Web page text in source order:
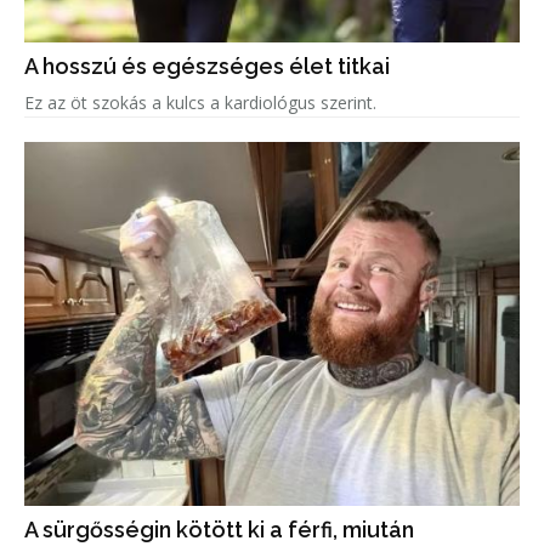
A hosszú és egészséges élet titkai
Ez az öt szokás a kulcs a kardiológus szerint.
A sürgősségin kötött ki a férfi, miután